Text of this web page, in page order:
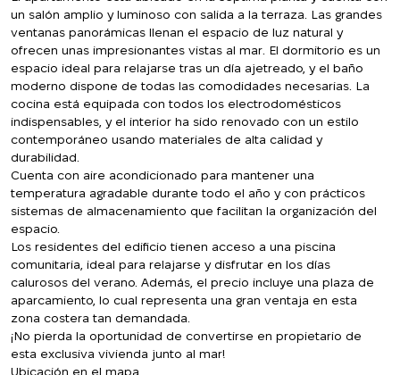
un salón amplio y luminoso con salida a la terraza. Las grandes
ventanas panorámicas llenan el espacio de luz natural y
ofrecen unas impresionantes vistas al mar. El dormitorio es un
espacio ideal para relajarse tras un día ajetreado, y el baño
moderno dispone de todas las comodidades necesarias. La
cocina está equipada con todos los electrodomésticos
indispensables, y el interior ha sido renovado con un estilo
contemporáneo usando materiales de alta calidad y
durabilidad.
Cuenta con aire acondicionado para mantener una
temperatura agradable durante todo el año y con prácticos
sistemas de almacenamiento que facilitan la organización del
espacio.
Los residentes del edificio tienen acceso a una piscina
comunitaria, ideal para relajarse y disfrutar en los días
calurosos del verano. Además, el precio incluye una plaza de
aparcamiento, lo cual representa una gran ventaja en esta
zona costera tan demandada.
¡No pierda la oportunidad de convertirse en propietario de
esta exclusiva vivienda junto al mar!
Ubicación en el mapa